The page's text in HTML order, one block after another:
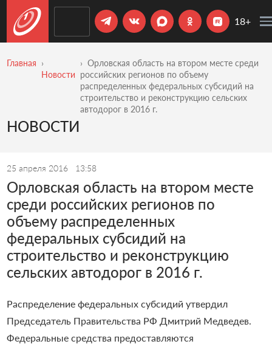
18+
Главная
Новости
Орловская область на втором месте среди
российских регионов по объему
распределенных федеральных субсидий на
строительство и реконструкцию сельских
автодорог в 2016 г.
НОВОСТИ
25 апреля 2016 13:58
Орловская область на втором месте
среди российских регионов по
объему распределенных
федеральных субсидий на
строительство и реконструкцию
сельских автодорог в 2016 г.
Распределение федеральных субсидий утвердил
Председатель Правительства РФ Дмитрий Медведев.
Федеральные средства предоставляются